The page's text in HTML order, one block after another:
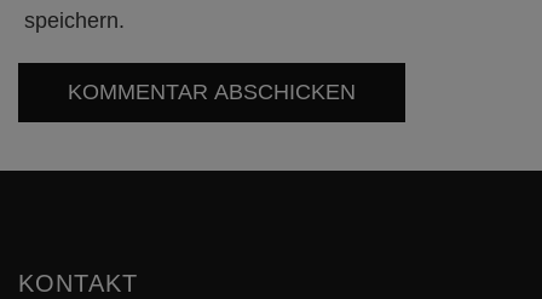
speichern.
KONTAKT